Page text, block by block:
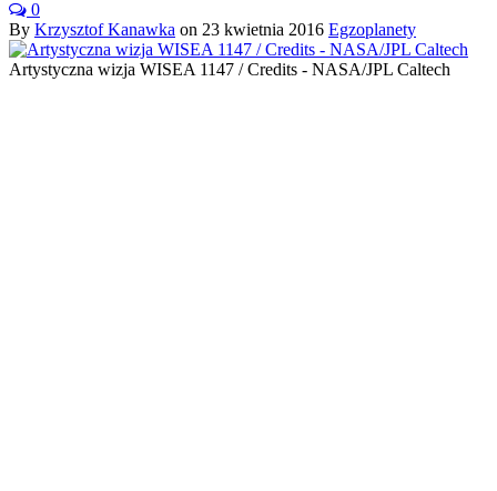
0
By Krzysztof Kanawka on 23 kwietnia 2016 Egzoplanety
Artystyczna wizja WISEA 1147 / Credits - NASA/JPL Caltech